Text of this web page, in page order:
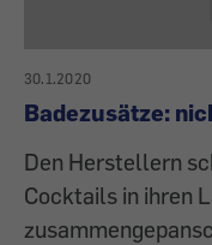
30.1.2020
Badezusätze:
Den Herstellern
Cocktails in ihren